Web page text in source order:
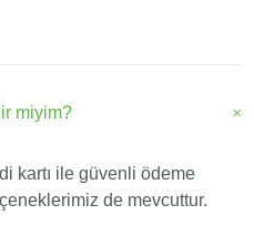
miyim?
kartı ile güvenli ödeme
de mevcuttur.